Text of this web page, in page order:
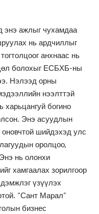
энэ ажлыг чухамдаа
нь ардчиллыг
анхнаас нь
болохыг ЕСБХБ-ны
Нэлээд орны
нээлттэй
харьцангуй богино
Энэ асуудлын
оновчтой шийдэхэд улс
оролцоо,
нь олонхи
хамгаалах зорилгоор
үзүүлэх
“Сант Марал”
бизнес